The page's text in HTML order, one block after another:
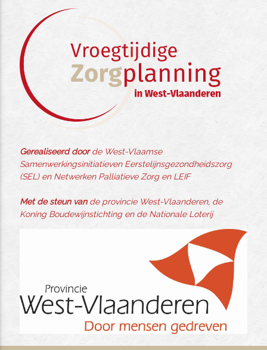
Gerealiseerd doorde West-Vlaamse
Samenwerkingsinitiatieven Eerstelijnsgezondheidszorg
(SEL) en Netwerken Palliatieve Zorg en LEIF
Met de steun vande provincie West-Vlaanderen, de
Koning Boudewijnstichting en de Nationale Loterij